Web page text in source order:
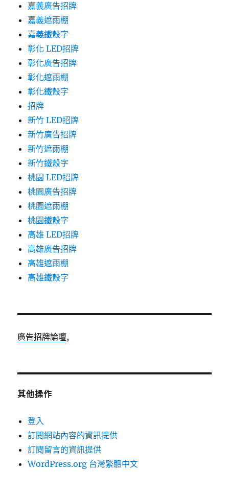
嘉義廣告招牌
嘉義遮雨棚
嘉義鐵殼字
彰化 LED招牌
彰化廣告招牌
彰化遮雨棚
彰化鐵殼字
招牌
新竹 LED招牌
新竹廣告招牌
新竹遮雨棚
新竹鐵殼字
桃園 LED招牌
桃園廣告招牌
桃園遮雨棚
桃園鐵殼字
高雄 LED招牌
高雄廣告招牌
高雄遮雨棚
高雄鐵殼字
廣告招牌論壇,
其他操作
登入
訂閱網站內容的資訊提供
訂閱留言的資訊提供
WordPress.org 台灣繁體中文